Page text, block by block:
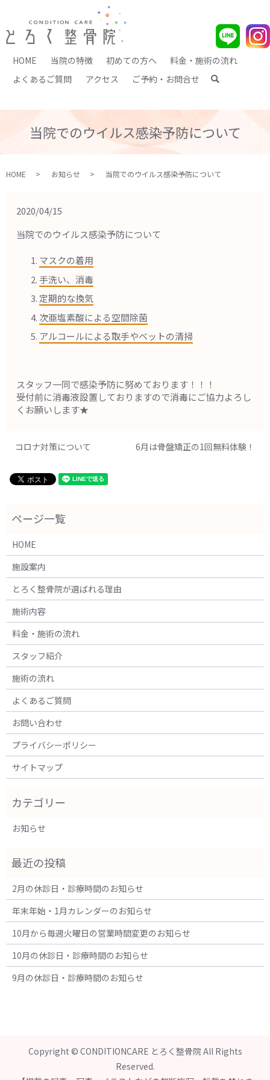
HOME 当院の特徴 初めての方へ
料金・施術の流れ
よくあるご質問
アクセス ご予約・お問合せ search
当院でのウイルス感染予防について
HOME お知らせ 当院でのウイルス感染予防について
2020/04/15
当院でのウイルス感染予防について
マスクの着用
手洗い、消毒
定期的な換気
次亜塩素酸による空間除菌
アルコールによる取手やベットの清掃
スタッフ一同で感染予防に努めております！！！
受付前に消毒液設置しておりますので消毒にご協力よろし
くお願いします★
コロナ対策について 6月は骨盤矯正の1回無料体験！
HOME
施設案内
とろく整骨院が選ばれる理由
施術内容
料金・施術の流れ
スタッフ紹介
施術の流れ
よくあるご質問
お問い合わせ
プライバシーポリシー
サイトマップ
お知らせ
2月の休診日・診療時間のお知らせ
年末年始・1月カレンダーのお知らせ
10月から毎週火曜日の営業時間変更のお知らせ
10月の休診日・診療時間のお知らせ
9月の休診日・診療時間のお知らせ
Copyright © CONDITIONCARE とろく整骨院 All Rights
Reserved.